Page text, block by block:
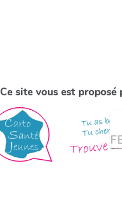
Ce site vous est proposé